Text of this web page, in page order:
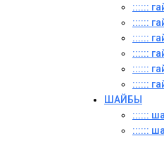
::::::
::::::
::::::
::::::
::::::
::::::
ШАЙБЫ
::::::
::::::